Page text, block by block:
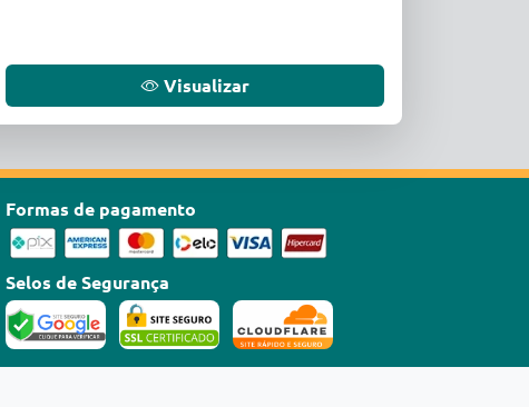
Visualizar
Formas de pagamento
Selos de Segurança